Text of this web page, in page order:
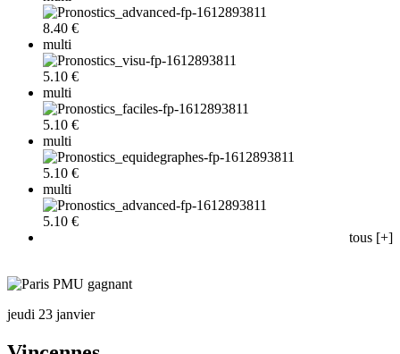
8.40 €
multi
5.10 €
multi
5.10 €
multi
5.10 €
multi
5.10 €
tous [+]
jeudi 23 janvier